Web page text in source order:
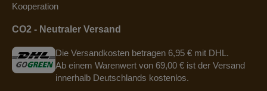
Kooperation
CO2 - Neutraler Versand
Die Versandkosten betragen 6,95 € mit DHL.
Ab einem Warenwert von 69,00 € ist der Versand
innerhalb Deutschlands kostenlos.